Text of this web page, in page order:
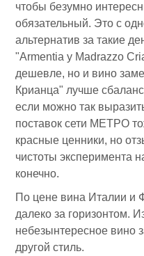
чтобы безумно
обязательный. Это с
альтернатив за такие
"Armentia y Madrazzo
дешевле, но и вино
Крианца" лучше
если можно так
поставок сети МЕТРО
красные ценники, но
чистоты эксперимента
конечно.
По цене вина Италии и
далеко за горизонтом.
небезынтересное вино
другой стиль.